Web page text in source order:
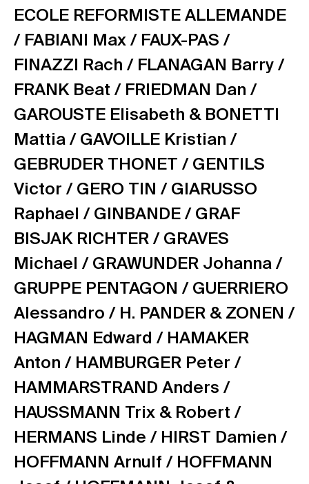
ECOLE REFORMISTE ALLEMANDE
/ FABIANI Max / FAUX-PAS /
FINAZZI Rach / FLANAGAN Barry /
FRANK Beat / FRIEDMAN Dan /
GAROUSTE Elisabeth & BONETTI
Mattia / GAVOILLE Kristian /
GEBRUDER THONET / GENTILS
Victor / GERO TIN / GIARUSSO
Raphael / GINBANDE / GRAF
BISJAK RICHTER / GRAVES
Michael / GRAWUNDER Johanna /
GRUPPE PENTAGON / GUERRIERO
Alessandro / H. PANDER & ZONEN /
HAGMAN Edward / HAMAKER
Anton / HAMBURGER Peter /
HAMMARSTRAND Anders /
HAUSSMANN Trix & Robert /
HERMANS Linde / HIRST Damien /
HOFFMANN Arnulf / HOFFMANN